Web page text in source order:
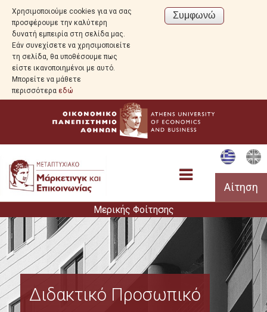
Χρησιμοποιούμε cookies για να σας
προσφέρουμε την καλύτερη
δυνατή εμπειρία στη σελίδα μας.
Εάν συνεχίσετε να χρησιμοποιείτε
τη σελίδα, θα υποθέσουμε πως
είστε ικανοποιημένοι με αυτό.
Μπορείτε να μάθετε
περισσότερα εδώ
Αίτηση
Πρόγραμμα Σπουδών
Διδακτικό Προσωπικό
Μερικής Φοίτησης
Διδακτικό Προσωπικό